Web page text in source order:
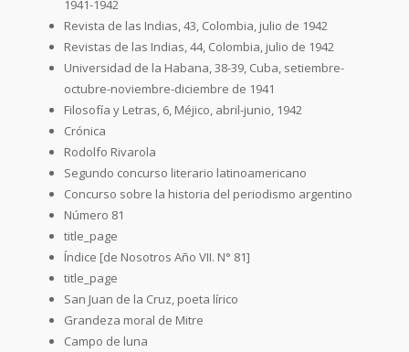
1941-1942
Revista de las Indias, 43, Colombia, julio de 1942
Revistas de las Indias, 44, Colombia, julio de 1942
Universidad de la Habana, 38-39, Cuba, setiembre-
octubre-noviembre-diciembre de 1941
Filosofía y Letras, 6, Méjico, abril-junio, 1942
Crónica
Rodolfo Rivarola
Segundo concurso literario latinoamericano
Concurso sobre la historia del periodismo argentino
Número 81
title_page
Índice [de Nosotros Año VII. N° 81]
title_page
San Juan de la Cruz, poeta lírico
Grandeza moral de Mitre
Campo de luna